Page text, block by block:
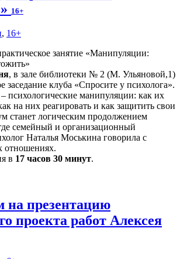
16+
, 16+
, в зале библиотеки № 2 (М. Ульяновой,1)
заседание клуба «Спросите у психолога».
– психологические манипуляции: как их
на них реагировать и как защитить свои
станет логическим продолжением
семейный и организационный
Наталья Моськина говорила с
отношениях.
в 17 часов 30 минут.
на презентацию
проекта работ Алексея